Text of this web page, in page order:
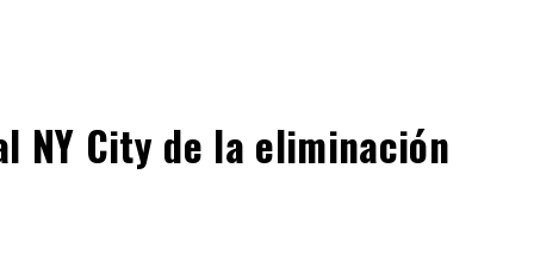
NY City de la eliminación